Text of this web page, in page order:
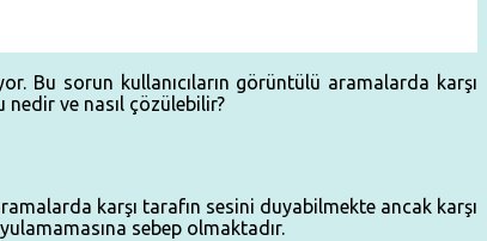
Bu sorun kullanıcıların görüntülü aramalarda karşı
ve nasıl çözülebilir?
karşı tarafın sesini duyabilmekte ancak karşı
sebep olmaktadır.